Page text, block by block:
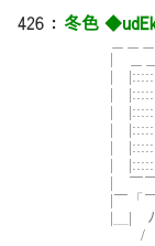
426 ： 冬色
＿＿＿＿
| ＿＿＿
|
|
|
|
|
|
| ￣￣|
|￣「￣
|＿| ﾉ
/